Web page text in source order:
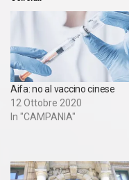
Aifa: no al vaccino cinese
12 Ottobre 2020
In "CAMPANIA"